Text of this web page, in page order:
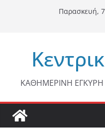
Παρασκευή,
ΚΑΘΗΜΕΡΙΝΗ